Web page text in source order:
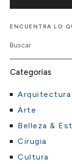
ENCUENTRA LO
Categorías
Arquitectura
Arte
Belleza &
Cirugia
Cultura